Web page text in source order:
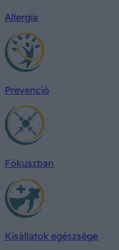
Allergia
Prevenció
Fókuszban
Kisállatok egészsége